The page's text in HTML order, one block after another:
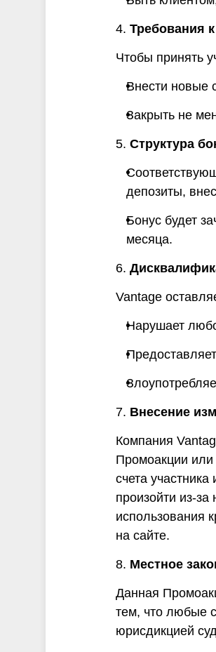
4. Требования
Чтобы принять
Внести новые
Закрыть не
5. Структура
депозиты,
Бонус будет
месяца.
6.
Vantage
Нарушает
7. Внесение
Компания
Промоакции
счета
произойти из-
использования
на сайте.
8. Местное
Данная
тем, что любые
юрисдикцией